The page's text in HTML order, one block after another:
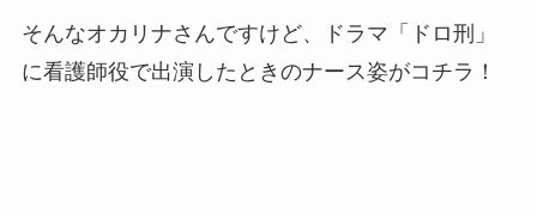
そんなオカリナさんですけど、ドラマ「ドロ刑」
に看護師役で出演したときのナース姿がコチラ！